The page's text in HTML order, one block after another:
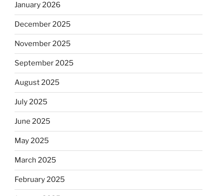
January 2026
December 2025
November 2025
September 2025
August 2025
July 2025
June 2025
May 2025
March 2025
February 2025